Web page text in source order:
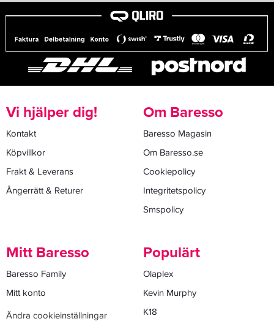
Vi hjälper dig!
Kontakt
Köpvillkor
Frakt & Leverans
Ångerrätt & Returer
Om Baresso
Baresso Magasin
Om Baresso.se
Cookiepolicy
Integritetspolicy
Smspolicy
Mitt Baresso
Baresso Family
Mitt konto
Ändra cookieinställningar
Populärt
Olaplex
Kevin Murphy
K18